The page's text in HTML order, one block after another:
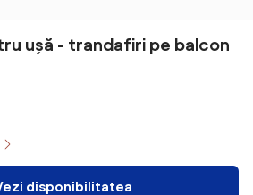
ușă - trandafiri pe balcon
disponibilitatea